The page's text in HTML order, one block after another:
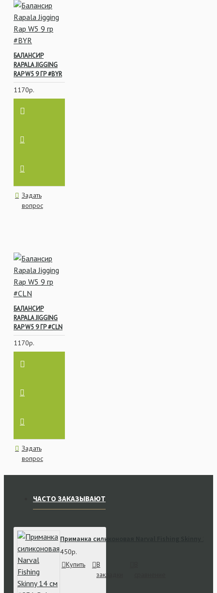
БАЛАНСИР
RAPALA JIGGING
RAP W5 9 ГР #BYR
1170р.
Задать
вопрос
БАЛАНСИР
RAPALA JIGGING
RAP W5 9 ГР #CLN
1170р.
Задать
вопрос
ЧАСТО ЗАКАЗЫВАЮТ
Приманка силиконовая Narval Fishing Skinny 14
450р.
Купить
В
закладки